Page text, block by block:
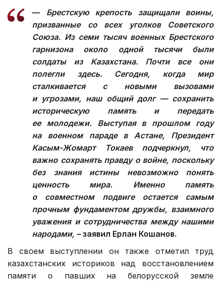
— Брестскую крепость защищали воины,
призванные со всех уголков Советского
Союза. Из семи тысяч военных Брестского
гарнизона около одной тысячи были
солдаты из Казахстана. Почти все они
полегли здесь. Сегодня, когда мир
сталкивается с новыми вызовами
и угрозами, наш общий долг — сохранить
историческую память и передать
ее молодежи. Выступая в прошлом году
на военном параде в Астане, Президент
Касым-Жомарт Токаев подчеркнул, что
важно сохранять правду о войне, поскольку
без знания истины невозможно понять
ценность мира. Именно память
о совместном подвиге остается самым
прочным фундаментом дружбы, взаимного
уважения и сотрудничества между нашими
народами, –заявил Ерлан Кошанов.
В своем выступлении он также отметил труд
казахстанских историков над восстановлением
памяти о павших на белорусской земле